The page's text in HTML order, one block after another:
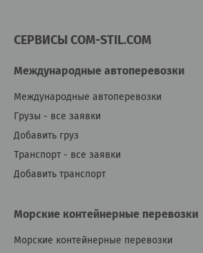
СЕРВИСЫ COM-STIL.COM
Международные автоперевозки
Международные автоперевозки
Грузы - все заявки
Добавить груз
Транспорт - все заявки
Добавить транспорт
Морские контейнерные перевозки
Морские контейнерные перевозки